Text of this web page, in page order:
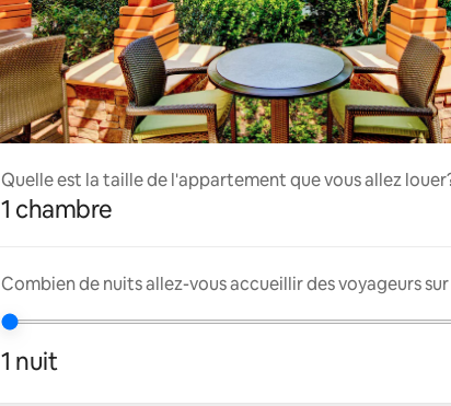
Quelle est la taille de l'appartement que vous allez
1 chambre
Combien de nuits allez-vous accueillir des voyageurs
1 nuit